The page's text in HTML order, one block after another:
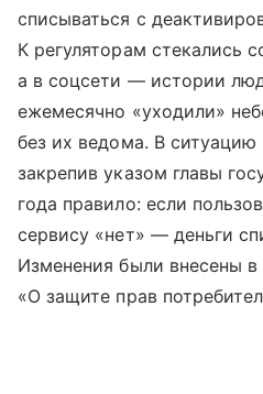
списываться с
К регуляторам стекались
а в соцсети — истории
ежемесячно «уходили»
без их ведома. В
закрепив указом главы
года правило: если
сервису «нет» — деньги
Изменения были внесены
«О защите прав